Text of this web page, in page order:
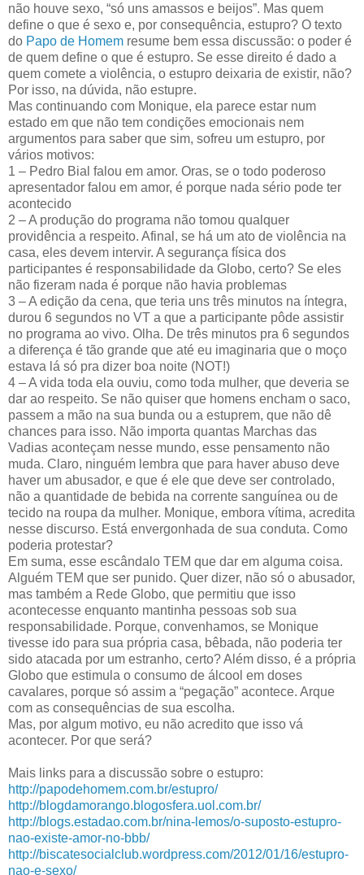
não houve sexo, “só uns amassos e beijos”. Mas quem
define o que é sexo e, por consequência, estupro? O texto
do Papo de Homem resume bem essa discussão: o poder é
de quem define o que é estupro. Se esse direito é dado a
quem comete a violência, o estupro deixaria de existir, não?
Por isso, na dúvida, não estupre.
Mas continuando com Monique, ela parece estar num
estado em que não tem condições emocionais nem
argumentos para saber que sim, sofreu um estupro, por
vários motivos:
1 – Pedro Bial falou em amor. Oras, se o todo poderoso
apresentador falou em amor, é porque nada sério pode ter
acontecido
2 – A produção do programa não tomou qualquer
providência a respeito. Afinal, se há um ato de violência na
casa, eles devem intervir. A segurança física dos
participantes é responsabilidade da Globo, certo? Se eles
não fizeram nada é porque não havia problemas
3 – A edição da cena, que teria uns três minutos na íntegra,
durou 6 segundos no VT a que a participante pôde assistir
no programa ao vivo. Olha. De três minutos pra 6 segundos
a diferença é tão grande que até eu imaginaria que o moço
estava lá só pra dizer boa noite (NOT!)
4 – A vida toda ela ouviu, como toda mulher, que deveria se
dar ao respeito. Se não quiser que homens encham o saco,
passem a mão na sua bunda ou a estuprem, que não dê
chances para isso. Não importa quantas Marchas das
Vadias aconteçam nesse mundo, esse pensamento não
muda. Claro, ninguém lembra que para haver abuso deve
haver um abusador, e que é ele que deve ser controlado,
não a quantidade de bebida na corrente sanguínea ou de
tecido na roupa da mulher. Monique, embora vítima, acredita
nesse discurso. Está envergonhada de sua conduta. Como
poderia protestar?
Em suma, esse escândalo TEM que dar em alguma coisa.
Alguém TEM que ser punido. Quer dizer, não só o abusador,
mas também a Rede Globo, que permitiu que isso
acontecesse enquanto mantinha pessoas sob sua
responsabilidade. Porque, convenhamos, se Monique
tivesse ido para sua própria casa, bêbada, não poderia ter
sido atacada por um estranho, certo? Além disso, é a própria
Globo que estimula o consumo de álcool em doses
cavalares, porque só assim a “pegação” acontece. Arque
com as consequências de sua escolha.
Mas, por algum motivo, eu não acredito que isso vá
acontecer. Por que será?
Mais links para a discussão sobre o estupro:
http://papodehomem.com.br/estupro/
http://blogdamorango.blogosfera.uol.com.br/
http://blogs.estadao.com.br/nina-lemos/o-suposto-estupro-
nao-existe-amor-no-bbb/
http://biscatesocialclub.wordpress.com/2012/01/16/estupro-
nao-e-sexo/